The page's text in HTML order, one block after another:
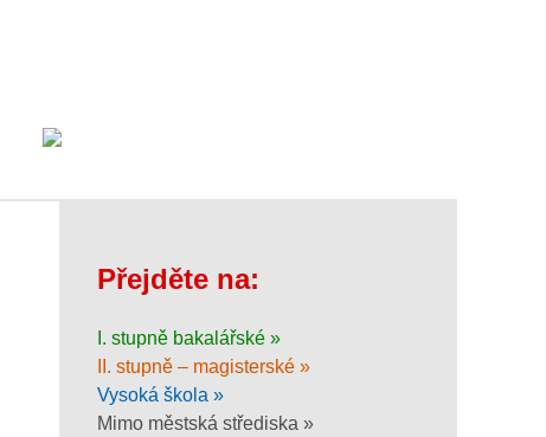
Přejděte na:
I. stupně bakalářské »
II. stupně – magisterské »
Vysoká škola »
Mimo městská střediska »